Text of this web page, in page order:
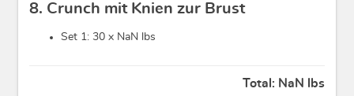
8. Crunch mit Knien zur Brust
Set 1: 30 x NaN lbs
Total: NaN lbs